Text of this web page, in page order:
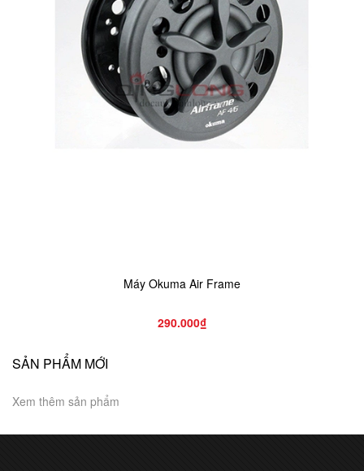
Máy Okuma Air Frame
290.000₫
SẢN PHẨM MỚI
Xem thêm sản phẩm